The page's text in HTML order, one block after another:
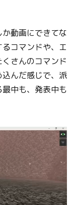
動画にできてな
コマンドや、エ
さんのコマンド
んだ感じで、派
中も、発表中も